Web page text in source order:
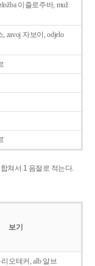
이즐로주바, muž
, zavoj 자보이, odjelo
쳐서 1 음절로 적는다.
보기
리오테커, alb 알브